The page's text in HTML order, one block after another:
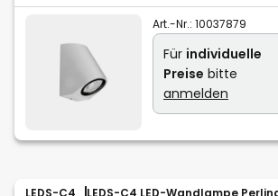
Art.-Nr.: 10037879
Für individuelle
Preise bitte
anmelden
LEDS-C4 LEDS-C4 LED-Wandlampe